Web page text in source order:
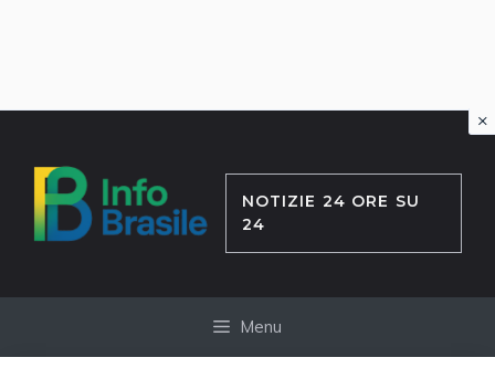
contenuto
NOTIZIE 24 ORE SU
24
Menu
×